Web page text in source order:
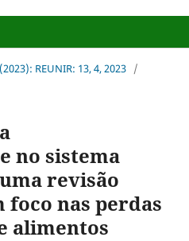
REUNIR: 13, 4, 2023 /
no sistema
revisão
foco nas perdas
alimentos